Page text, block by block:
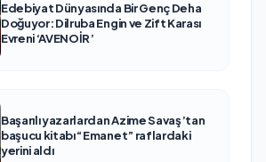
Edebiyat Dünyasında Bir Genç Deha
Doğuyor: Dilruba Engin ve Zift Karası
Evreni ‘AVENOİR’
Başarılı yazarlardan Azime Savaş’tan
başucu kitabı “Emanet” raflardaki
yerini aldı